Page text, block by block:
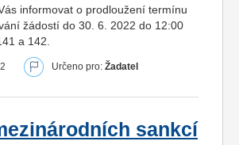
informovat o prodloužení termínu
žádostí do 30. 6. 2022 do 12:00
a 142.
Určeno pro: Žadatel
sankcí